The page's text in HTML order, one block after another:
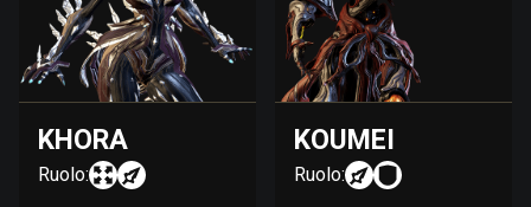
KHORA
Ruolo:
KOUMEI
Ruolo: